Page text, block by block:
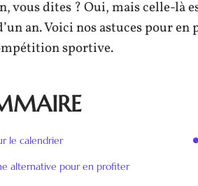
vous dites ? Oui, mais celle-là
an. Voici nos astuces pour
sportive.
le calendrier
alternative pour en profiter